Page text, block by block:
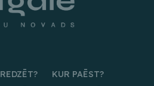
KUR PAĒST?